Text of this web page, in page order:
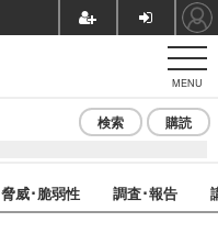
MENU
検索 購読
脅威･脆弱性 調査･報告